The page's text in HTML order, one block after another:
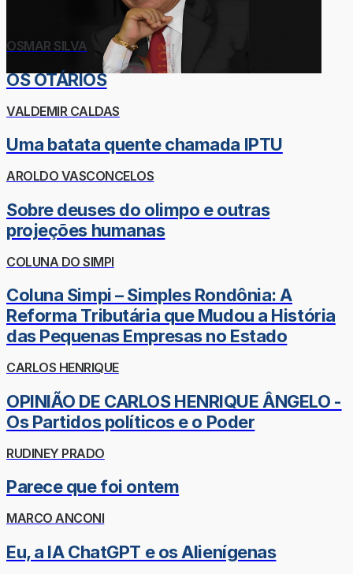
OSMAR SILVA
OS OTÁRIOS
VALDEMIR CALDAS
Uma batata quente chamada IPTU
AROLDO VASCONCELOS
Sobre deuses do olimpo e outras
projeções humanas
COLUNA DO SIMPI
Coluna Simpi – Simples Rondônia: A
Reforma Tributária que Mudou a História
das Pequenas Empresas no Estado
CARLOS HENRIQUE
OPINIÃO DE CARLOS HENRIQUE ÂNGELO -
Os Partidos políticos e o Poder
RUDINEY PRADO
Parece que foi ontem
MARCO ANCONI
Eu, a IA ChatGPT e os Alienígenas